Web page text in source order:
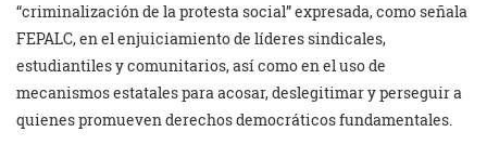
“criminalización de la protesta social” expresada, como señala
FEPALC, en el enjuiciamiento de líderes sindicales,
estudiantiles y comunitarios, así como en el uso de
mecanismos estatales para acosar, deslegitimar y perseguir a
quienes promueven derechos democráticos fundamentales.